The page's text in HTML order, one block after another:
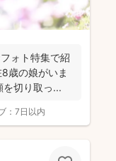
ォト特集で紹
歳の娘がいま
切り取っ...
： 7日以内